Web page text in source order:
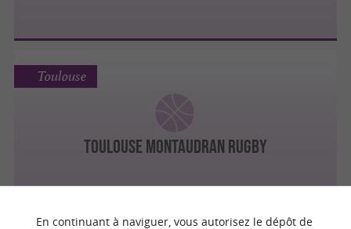
TOULOUSE MONTAUDRAN RUGBY
Toulouse
En continuant à naviguer, vous autorisez le dépôt de